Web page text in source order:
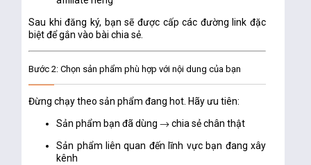
Sau khi đăng ký, bạn sẽ được cấp các đường link đặc
biệt để gắn vào bài chia sẻ.
Bước 2: Chọn sản phẩm phù hợp với nội dung của bạn
Đừng chạy theo sản phẩm đang hot. Hãy ưu tiên:
Sản phẩm bạn đã dùng → chia sẻ chân thật
Sản phẩm liên quan đến lĩnh vực bạn đang xây
kênh